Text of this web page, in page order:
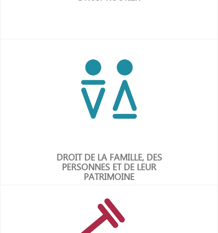
en savoir plus
DROIT DE LA FAMILLE, DES
PERSONNES ET DE LEUR
PATRIMOINE